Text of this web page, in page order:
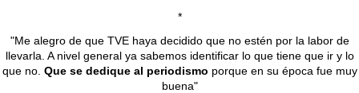
*
"Me alegro de que TVE haya decidido que no estén por la labor de
llevarla. A nivel general ya sabemos identificar lo que tiene que ir y lo
que no. Que se dedique al periodismo porque en su época fue muy
buena"